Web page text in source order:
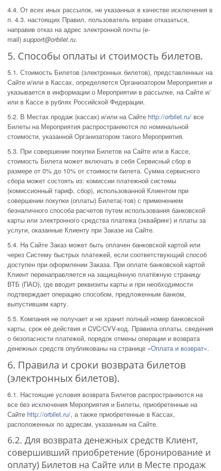
4.4. От всех иных рассылок, не указанных в качестве исключения в
п. 4.3. настоящих Правил, пользователь вправе отказаться,
направив отказ на адрес электронной почты (e-
mail) support@orbilet.ru.
5. Способы оплаты и стоимость билетов.
5.1. Стоимость Билетов (электронных билетов), представленных на
Сайте и/или в Кассах, определяется Организатором Мероприятия и
указывается в информации о Мероприятии в рассылке, на Сайте и/
или в Кассе в рублях Российской Федерации.
5.2. В Местах продаж (кассах) и/или на Сайте http://orbilet.ru/ все
Билеты на Мероприятия распространяются по номинальной
стоимости, указанной Организатором такого Мероприятия.
5.3. При совершении покупки Билетов на Сайте или в Кассе,
стоимость Билета может включать в себя Сервисный сбор в
размере от 0% до 10% от стоимости билета. Сумма сервисного
сбора может состоять из: комиссии платежной системы
(комиссионный тариф, сбор), использованной Клиентом при
совершении покупки (оплаты) Билета(-тов) с применением
безналичного способа расчетов путем использования банковской
карты или электронного средства платежа (эквайринг) и платы за
услуги, оказанные Клиенту при Заказе на Сайте.
5.4. На Сайте Заказ может быть оплачен банковской картой или
через Систему быстрых платежей, если соответствующий способ
доступен при оформлении Заказа. При оплате банковской картой
Клиент перенаправляется на защищённую платёжную страницу
ВТБ (ПАО), где вводит реквизиты карты и при необходимости
подтверждает операцию способом, предложенным банком,
выпустившим карту.
5.5. Компания не получает и не хранит полный номер банковской
карты, срок её действия и CVC/CVV-код. Правила оплаты, сведения
о безопасности платежей, порядок отмены операции и возврата
денежных средств опубликованы на странице «Оплата и возврат».
6. Правила и сроки возврата билетов
(электронных билетов).
6.1. Настоящие условия возврата Билетов распространяются на
все без исключения Мероприятия и Билеты, приобретенные на
Сайте http://orbilet.ru/, а также приобретенные в Кассах,
расположенных по адресам, указанным на Сайте.
6.2. Для возврата денежных средств Клиент,
совершивший приобретение (бронирование и
оплату) Билетов на Сайте или в Месте продаж